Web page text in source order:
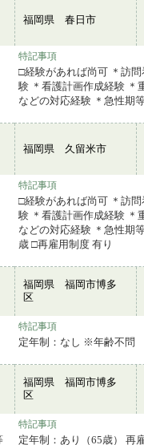
福岡県 春日市
特記事項
□経験があれば尚可 ＊訪
験 ＊看護計画作成経験 ＊
などの対応経験 ＊急性期
福岡県 久留米市
特記事項
□経験があれば尚可 ＊訪
験 ＊看護計画作成経験 ＊
などの対応経験 ＊急性期
歳 □再雇用制度 有り
福岡県 福岡市博多
区
特記事項
定年制：なし ※年齢不問
福岡県 福岡市博多
区
特記事項
定年制：あり（65歳） 再